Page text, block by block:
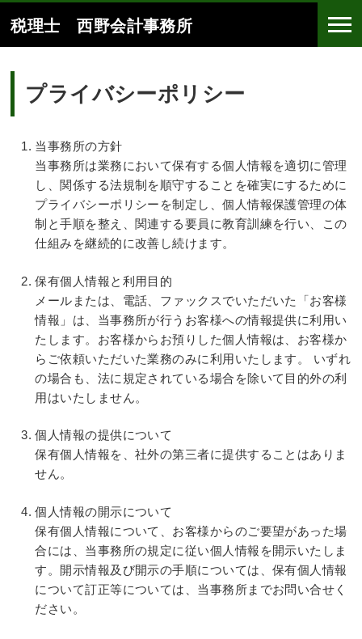
税理士 西野会計事務所
プライバシーポリシー
当事務所の方針
当事務所は業務において保有する個人情報を適切に管理
し、関係する法規制を順守することを確実にするために
プライバシーポリシーを制定し、個人情報保護管理の体
制と手順を整え、関連する要員に教育訓練を行い、この
仕組みを継続的に改善し続けます。
保有個人情報と利用目的
メールまたは、電話、ファックスでいただいた「お客様
情報」は、当事務所が行うお客様への情報提供に利用い
たします。お客様からお預りした個人情報は、お客様か
らご依頼いただいた業務のみに利用いたします。 いずれ
の場合も、法に規定されている場合を除いて目的外の利
用はいたしません。
個人情報の提供について
保有個人情報を、社外の第三者に提供することはありま
せん。
個人情報の開示について
保有個人情報について、お客様からのご要望があった場
合には、当事務所の規定に従い個人情報を開示いたしま
す。開示情報及び開示の手順については、保有個人情報
について訂正等については、当事務所までお問い合せく
ださい。